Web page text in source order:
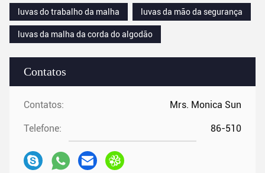
Contatos
Contatos: Mrs. Monica Sun
Telefone: 86-510
luvas do trabalho da malha
luvas da mão da segurança
luvas da malha da corda do algodão